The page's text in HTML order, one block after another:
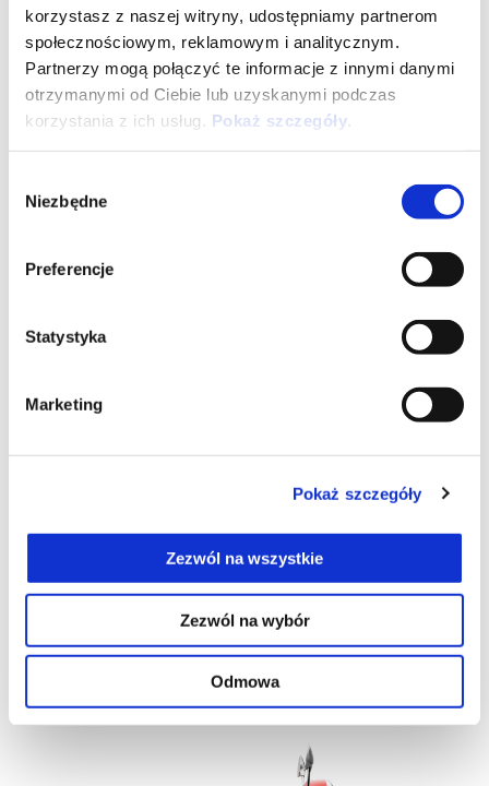
korzystasz z naszej witryny, udostępniamy partnerom
społecznościowym, reklamowym i analitycznym.
Partnerzy mogą połączyć te informacje z innymi danymi
otrzymanymi od Ciebie lub uzyskanymi podczas
korzystania z ich usług. Pokaż szczegóły
zgody
Niezbędne
Preferencje
Statystyka
Marketing
Pokaż szczegóły
Zezwól na wszystkie
Zezwól na wybór
Odmowa
Vespa Primavera 125 S Euro 5+
24 900 zł